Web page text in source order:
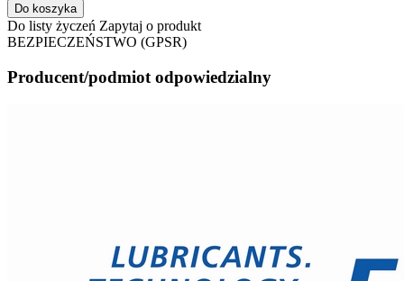
Do koszyka
Do listy życzeń Zapytaj o produkt
BEZPIECZEŃSTWO (GPSR)
Producent/podmiot odpowiedzialny